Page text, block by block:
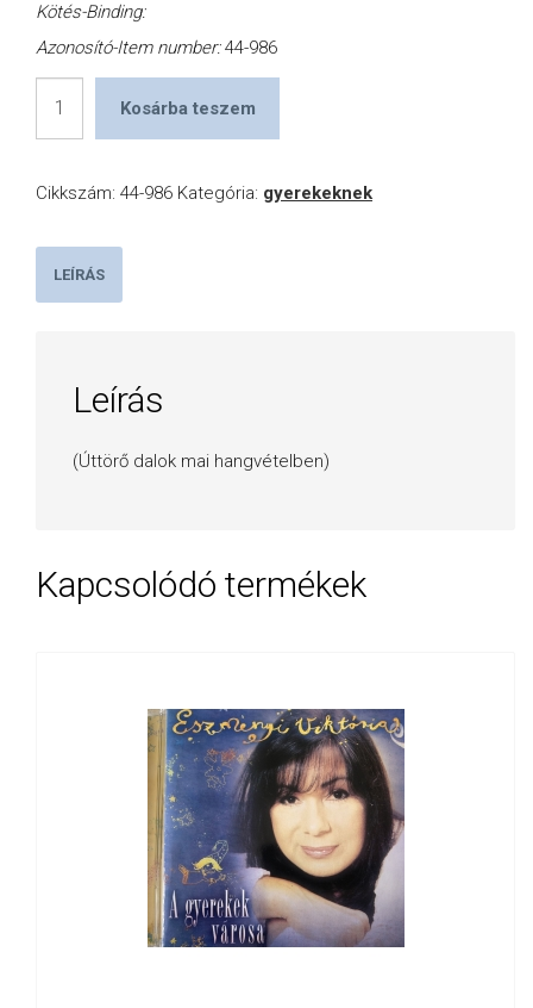
Kötés-Binding:
Azonosító-Item number:44-986
mennyiség
Kosárba teszem
Cikkszám: 44-986 Kategória: gyerekeknek
LEÍRÁS
Leírás
(Úttörő dalok mai hangvételben)
Kapcsolódó termékek